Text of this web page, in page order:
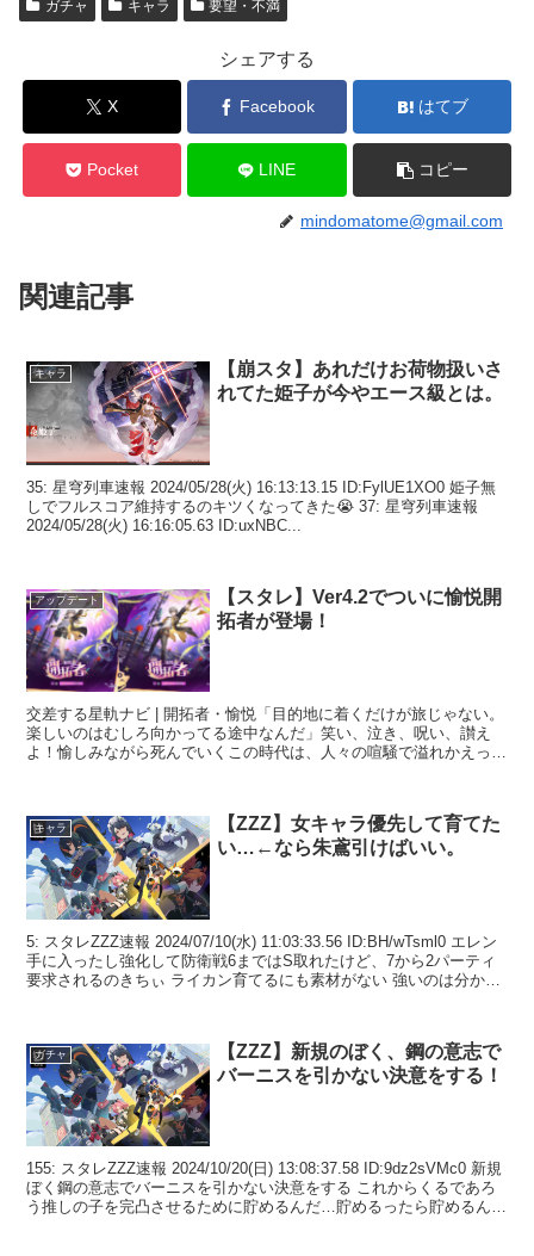
ガチャ キャラ 要望・不満
シェアする
X Facebook はてブ
Pocket LINE コピー
mindomatome@gmail.com
関連記事
キャラ
【崩スタ】あれだけお荷物扱いさ
れてた姫子が今やエース級とは。
35: 星穹列車速報 2024/05/28(火) 16:13:13.15 ID:FylUE1XO0 姫子無
しでフルスコア維持するのキツくなってきた😭 37: 星穹列車速報
2024/05/28(火) 16:16:05.63 ID:uxNBC...
アップデート
【スタレ】Ver4.2でついに愉悦開
拓者が登場！
交差する星軌ナビ | 開拓者・愉悦「目的地に着くだけが旅じゃない。
楽しいのはむしろ向かってる途中なんだ」笑い、泣き、呪い、讃え
よ！愉しみながら死んでいくこの時代は、人々の喧騒で溢れかえって
キャラ
【ZZZ】女キャラ優先して育てた
い…←なら朱鳶引けばいい。
5: スタレZZZ速報 2024/07/10(水) 11:03:33.56 ID:BH/wTsml0 エレン
手に入ったし強化して防衛戦6まではS取れたけど、7から2パーティ
要求されるのきちぃ ライカン育てるにも素材がない 強いのは分かっ
ガチャ
【ZZZ】新規のぼく、鋼の意志で
バーニスを引かない決意をする！
155: スタレZZZ速報 2024/10/20(日) 13:08:37.58 ID:9dz2sVMc0 新規
ぼく鋼の意志でバーニスを引かない決意をする これからくるであろ
う推しの子を完凸させるために貯めるんだ…貯めるったら貯めるんだ